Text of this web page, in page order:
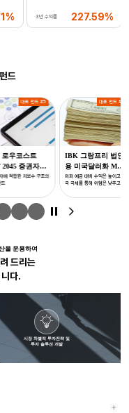
3년 수익률 227.59%
드
대표 펀드 #5
우코스트
2045 증권자투
[혼합-재간접
에 적합한 저보수 구조의
대표 펀드 #6
IBK 그랑프리 법인
용 미국달러화 MMF
1호(USD)
외화 예금 대비 수익은 높이고 미
국 국채를 통해 위험은 낮추고
을 운용하여
드리는
다.
시장 차별적 투자전략 및
투자 솔루션 개발